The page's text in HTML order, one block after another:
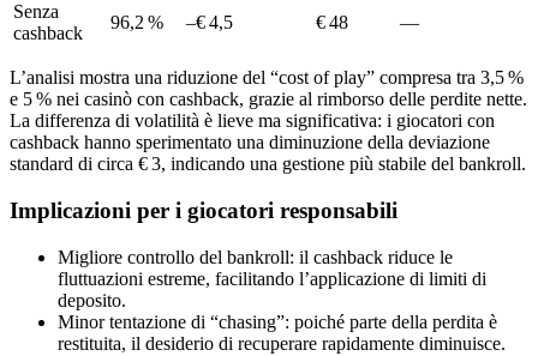
Senza
cashback
96,2 % –€ 4,5 € 48 —
L’analisi mostra una riduzione del “cost of play” compresa tra 3,5 %
e 5 % nei casinò con cashback, grazie al rimborso delle perdite nette.
La differenza di volatilità è lieve ma significativa: i giocatori con
cashback hanno sperimentato una diminuzione della deviazione
standard di circa € 3, indicando una gestione più stabile del bankroll.
Implicazioni per i giocatori responsabili
Migliore controllo del bankroll: il cashback riduce le
fluttuazioni estreme, facilitando l’applicazione di limiti di
deposito.
Minor tentazione di “chasing”: poiché parte della perdita è
restituita, il desiderio di recuperare rapidamente diminuisce.